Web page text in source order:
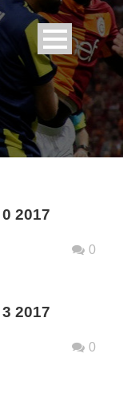
2017
0
2017
0